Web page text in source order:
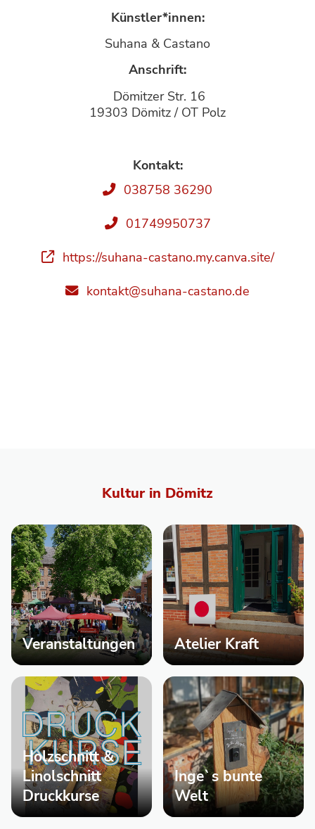
Künstler*innen:
Suhana & Castano
Anschrift:
Dömitzer Str. 16
19303 Dömitz / OT Polz
Kontakt:
038758 36290
01749950737
https://suhana-castano.my.canva.site/
kontakt@suhana-castano.de
Kultur in Dömitz
Veranstaltungen Atelier Kraft
Holzschnitt &
Linolschnitt
Druckkurse
Inge`s bunte
Welt